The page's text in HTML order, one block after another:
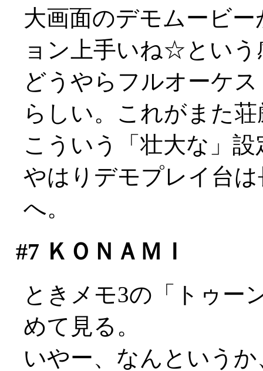
大画面のデモムービ
ョン上手いね☆という
どうやらフルオーケ
らしい。これがまた荘
こういう「壮大な」
やはりデモプレイ台
へ。
#7 ＫＯＮＡＭＩ
ときメモ3の「トゥー
めて見る。
いやー、なんという